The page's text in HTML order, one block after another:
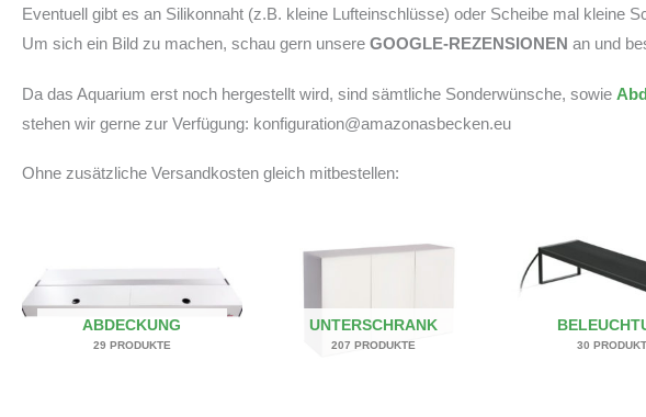
Eventuell gibt es an Silikonnaht (z.B. kleine Lufteinschlüsse) oder Scheibe mal kleine
Um sich ein Bild zu machen, schau gern unsere GOOGLE-REZENSIONEN an und
Da das Aquarium erst noch hergestellt wird, sind sämtliche Sonderwünsche, sowie
stehen wir gerne zur Verfügung: konfiguration@amazonasbecken.eu
Ohne zusätzliche Versandkosten gleich mitbestellen:
ABDECKUNG
29 PRODUKTE
UNTERSCHRANK
207 PRODUKTE 30